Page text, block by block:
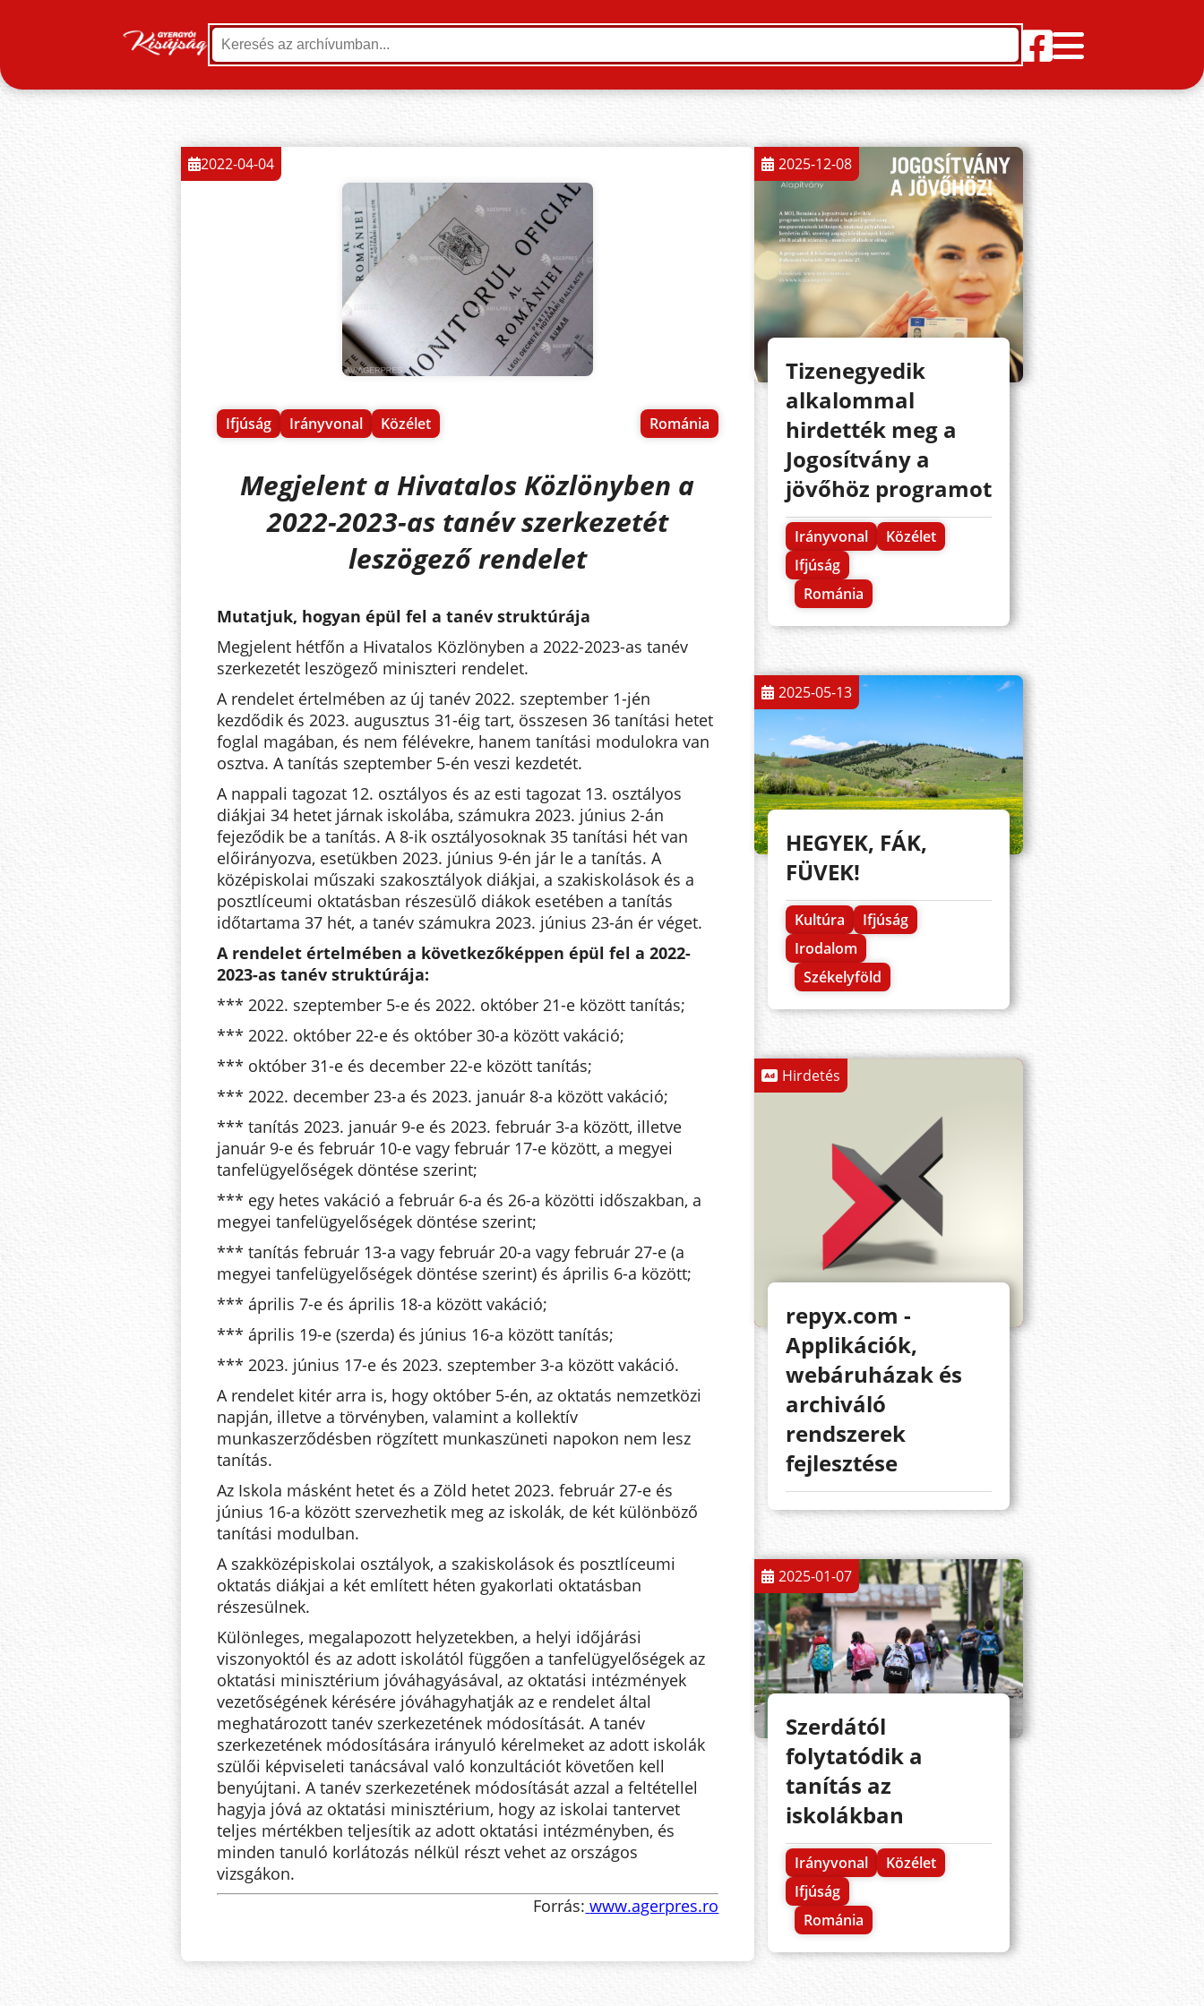
Ifjúság Irányvonal Közélet Románia
2022-04-04
Megjelent a Hivatalos Közlönyben a
2022-2023-as tanév szerkezetét
leszögező rendelet
Mutatjuk, hogyan épül fel a tanév struktúrája
Megjelent hétfőn a Hivatalos Közlönyben a 2022-2023-as tanév
szerkezetét leszögező miniszteri rendelet.
A rendelet értelmében az új tanév 2022. szeptember 1-jén
kezdődik és 2023. augusztus 31-éig tart, összesen 36 tanítási hetet
foglal magában, és nem félévekre, hanem tanítási modulokra van
osztva. A tanítás szeptember 5-én veszi kezdetét.
A nappali tagozat 12. osztályos és az esti tagozat 13. osztályos
diákjai 34 hetet járnak iskolába, számukra 2023. június 2-án
fejeződik be a tanítás. A 8-ik osztályosoknak 35 tanítási hét van
előirányozva, esetükben 2023. június 9-én jár le a tanítás. A
középiskolai műszaki szakosztályok diákjai, a szakiskolások és a
posztlíceumi oktatásban részesülő diákok esetében a tanítás
időtartama 37 hét, a tanév számukra 2023. június 23-án ér véget.
A rendelet értelmében a következőképpen épül fel a 2022-
2023-as tanév struktúrája:
*** 2022. szeptember 5-e és 2022. október 21-e között tanítás;
*** 2022. október 22-e és október 30-a között vakáció;
*** október 31-e és december 22-e között tanítás;
*** 2022. december 23-a és 2023. január 8-a között vakáció;
*** tanítás 2023. január 9-e és 2023. február 3-a között, illetve
január 9-e és február 10-e vagy február 17-e között, a megyei
tanfelügyelőségek döntése szerint;
*** egy hetes vakáció a február 6-a és 26-a közötti időszakban, a
megyei tanfelügyelőségek döntése szerint;
*** tanítás február 13-a vagy február 20-a vagy február 27-e (a
megyei tanfelügyelőségek döntése szerint) és április 6-a között;
*** április 7-e és április 18-a között vakáció;
*** április 19-e (szerda) és június 16-a között tanítás;
*** 2023. június 17-e és 2023. szeptember 3-a között vakáció.
A rendelet kitér arra is, hogy október 5-én, az oktatás nemzetközi
napján, illetve a törvényben, valamint a kollektív
munkaszerződésben rögzített munkaszüneti napokon nem lesz
tanítás.
Az Iskola másként hetet és a Zöld hetet 2023. február 27-e és
június 16-a között szervezhetik meg az iskolák, de két különböző
tanítási modulban.
A szakközépiskolai osztályok, a szakiskolások és posztlíceumi
oktatás diákjai a két említett héten gyakorlati oktatásban
részesülnek.
Különleges, megalapozott helyzetekben, a helyi időjárási
viszonyoktól és az adott iskolától függően a tanfelügyelőségek az
oktatási minisztérium jóváhagyásával, az oktatási intézmények
vezetőségének kérésére jóváhagyhatják az e rendelet által
meghatározott tanév szerkezetének módosítását. A tanév
szerkezetének módosítására irányuló kérelmeket az adott iskolák
szülői képviseleti tanácsával való konzultációt követően kell
benyújtani. A tanév szerkezetének módosítását azzal a feltétellel
hagyja jóvá az oktatási minisztérium, hogy az iskolai tantervet
teljes mértékben teljesítik az adott oktatási intézményben, és
minden tanuló korlátozás nélkül részt vehet az országos
vizsgákon.
Forrás: www.agerpres.ro
2025-12-08
Tizenegyedik
alkalommal
hirdették meg a
Jogosítvány a
jövőhöz programot
Irányvonal
Közélet
Ifjúság
Románia
2025-05-13
HEGYEK, FÁK,
FÜVEK!
Kultúra
Ifjúság
Irodalom
Székelyföld
Hirdetés
repyx.com -
Applikációk,
webáruházak és
archiváló
rendszerek
fejlesztése
2025-01-07
Szerdától
folytatódik a
tanítás az
iskolákban
Irányvonal
Közélet
Ifjúság
Románia